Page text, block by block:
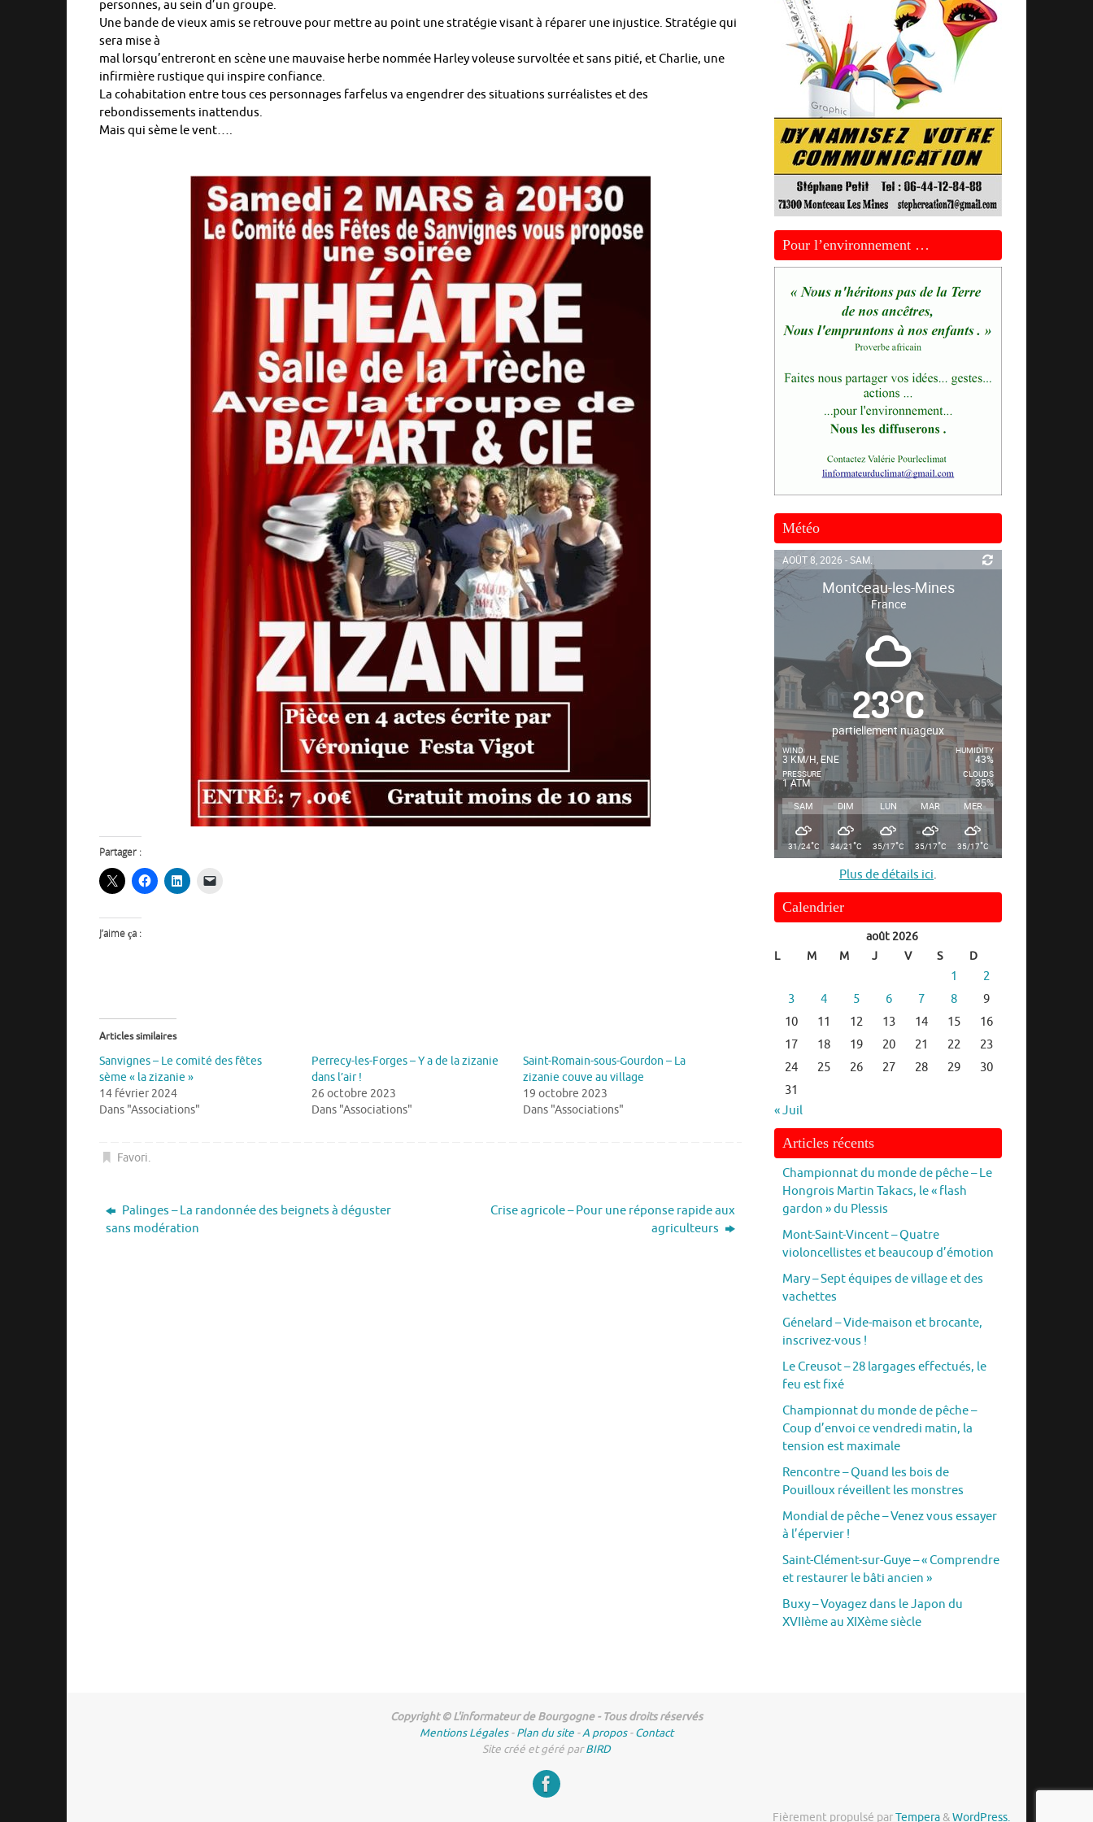
personnes, au sein d’un groupe.
Une bande de vieux amis se retrouve pour mettre au point une stratégie visant à réparer une injustice. Stratégie qui
sera mise à
mal lorsqu’entreront en scène une mauvaise herbe nommée Harley voleuse survoltée et sans pitié, et Charlie, une
infirmière rustique qui inspire confiance.
La cohabitation entre tous ces personnages farfelus va engendrer des situations surréalistes et des
rebondissements inattendus.
Mais qui sème le vent….
Partager :
J’aime ça :
Articles similaires
Sanvignes – Le comité des fêtes
sème « la zizanie »
14 février 2024
Dans "Associations"
Perrecy-les-Forges – Y a de la zizanie
dans l’air !
26 octobre 2023
Dans "Associations"
Saint-Romain-sous-Gourdon – La
zizanie couve au village
19 octobre 2023
Dans "Associations"
Favori.
Palinges – La randonnée des beignets à déguster
sans modération
Crise agricole – Pour une réponse rapide aux
agriculteurs
Pour l’environnement …
Météo
AOÛT 8, 2026 - SAM.
Montceau-les-Mines
France
23°C
partiellement nuageux
WIND
3 KM/H, ENE
PRESSURE
1 ATM
HUMIDITY
43%
CLOUDS
35%
SAM DIM LUN MAR MER
31/24°C 34/21°C 35/17°C 35/17°C 35/17°C
Plus de détails ici.
Calendrier
août 2026
L
M M J V S D
1
2
3
4 5 6 7 8
9
10
11 12 13 14 15
16
17
18 19 20 21 22
23
24
25 26 27 28 29
30
31
« Juil
Articles récents
Championnat du monde de pêche – Le
Hongrois Martin Takacs, le « flash
gardon » du Plessis
Mont-Saint-Vincent – Quatre
violoncellistes et beaucoup d’émotion
Mary – Sept équipes de village et des
vachettes
Génelard – Vide-maison et brocante,
inscrivez-vous !
Le Creusot – 28 largages effectués, le
feu est fixé
Championnat du monde de pêche –
Coup d’envoi ce vendredi matin, la
tension est maximale
Rencontre – Quand les bois de
Pouilloux réveillent les monstres
Mondial de pêche – Venez vous essayer
à l’épervier !
Saint-Clément-sur-Guye – « Comprendre
et restaurer le bâti ancien »
Buxy – Voyagez dans le Japon du
XVIIème au XIXème siècle
Copyright © L'informateur de Bourgogne - Tous droits réservés
Mentions Légales-Plan du site -A propos-Contact
Site créé et géré parBIRD
Fièrement propulsé parTempera&WordPress.